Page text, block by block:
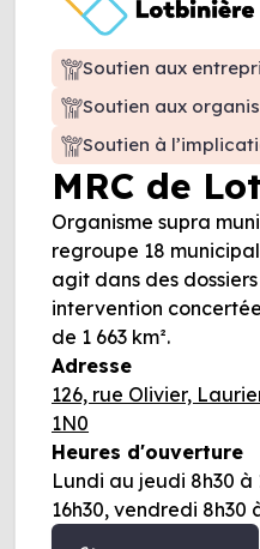
MRC de
Soutien aux
Soutien aux
Soutien à
Organisme supra
regroupe 18
agit dans des
intervention
de 1 663 km².
Adresse
126, rue Olivier,
1N0
Heures d'ouverture
Lundi au jeudi 8h30 à
16h30, vendredi 8h30